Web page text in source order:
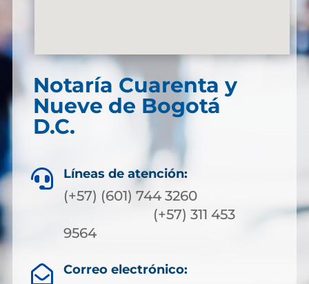
Notaría Cuarenta y
Nueve de Bogotá
D.C.
 Líneas de atención:
(+57) (601) 744 3260
(+57) 311 453
9564
 Correo electrónico: